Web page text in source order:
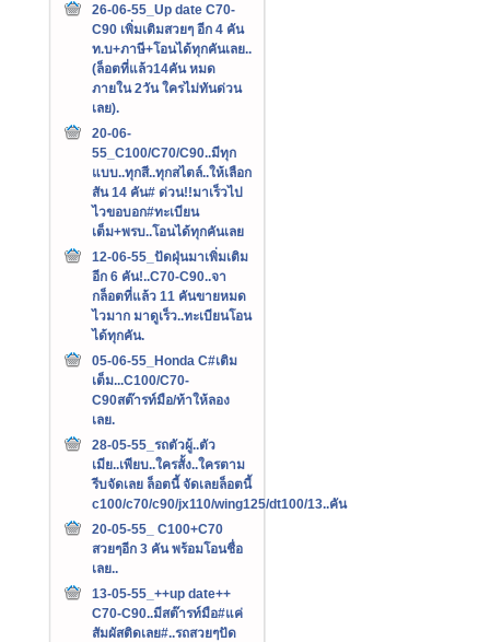
26-06-55_Up date C70-
C90 เพิ่มเติมสวยๆ อีก 4 คัน
ท.บ+ภาษี+โอนได้ทุกคันเลย..
(ล็อตที่แล้ว14คัน หมด
ภายใน 2วัน ใครไม่ทันด่วน
เลย).
20-06-
55_C100/C70/C90..มีทุก
แบบ..ทุกสี..ทุกสไตล์..ให้เลือก
สัน 14 คัน# ด่วน!!มาเร็วไป
ไวขอบอก#ทะเบียน
เต็ม+พรบ..โอนได้ทุกคันเลย
12-06-55_ปัดฝุ่นมาเพิ่มเติม
อีก 6 คัน!..C70-C90..จา
กล็อตที่แล้ว 11 คันขายหมด
ไวมาก มาดูเร็ว..ทะเบียนโอน
ได้ทุกคัน.
05-06-55_Honda C#เติม
เต็ม...C100/C70-
C90สต๊ารท์มือ/ท้าให้ลอง
เลย.
28-05-55_รถตัวผู้..ตัว
เมีย..เพียบ..ใครสั้ง..ใครตาม
รีบจัดเลย ล็อตนี้ จัดเลยล็อตนี้
c100/c70/c90/jx110/wing125/dt100/13..คัน
20-05-55_ C100+C70
สวยๆอีก 3 คัน พร้อมโอนชื่อ
เลย..
13-05-55_++up date++
C70-C90..มีสต๊ารท์มือ#แค่
สัมผัสติดเลย#..รถสวยๆปัด